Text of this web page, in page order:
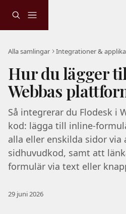
Alla samlingar Integrationer &
Hur du lägger
Webbas
Så integrerar du Flodesk i
kod: lägga till inline-
alla eller enskilda sidor via
sidhuvudkod, samt att
formulär via text eller
29 juni 2026